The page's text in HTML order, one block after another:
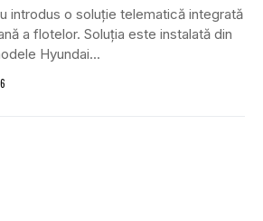
introdus o soluție telematică integrată
a flotelor. Soluția este instalată din
Hyundai...